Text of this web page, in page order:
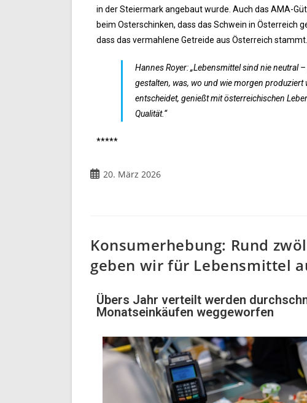
in der Steiermark angebaut wurde. Auch das AMA-
beim Osterschinken, dass das Schwein in Österreich
dass das vermahlene Getreide aus Österreich stammt.
Hannes Royer: „Lebensmittel sind nie neutral
gestalten, was, wo und wie morgen
entscheidet, genießt mit österreichischen
Qualität.“
*****
20. März 2026
Konsumerhebung: Rund
geben wir für Lebensmittel
Übers Jahr verteilt werden
Monatseinkäufen weggeworfen